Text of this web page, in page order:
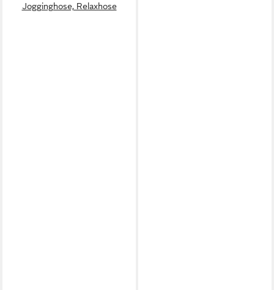
Jogginghose, Relaxhose